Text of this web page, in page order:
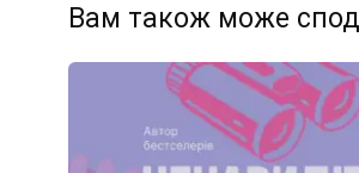
Вам також може